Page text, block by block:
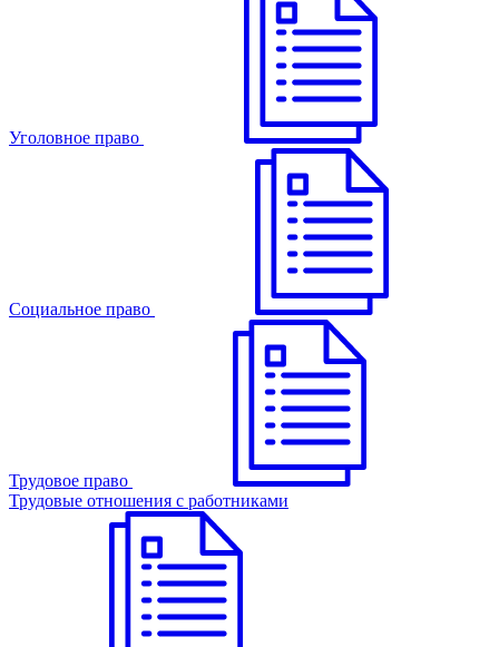
Уголовное право
Cоциальное право
Трудовое право
Трудовые отношения с работниками